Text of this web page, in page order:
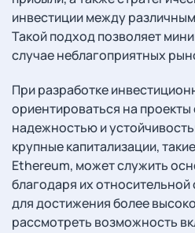
инвестиции между
Такой подход позволяет
случае неблагоприятных
При разработке
ориентироваться на
надежностью и
крупные капитализации,
Ethereum, может служить
благодаря их
для достижения более
рассмотреть возможность